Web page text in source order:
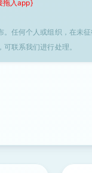
拖入app}
任何个人或组织，在未
联系我们进行处理。